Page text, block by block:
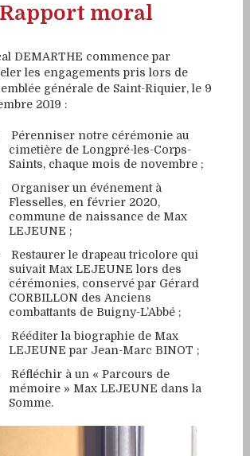
moral
DEMARTHE commence par
les engagements pris lors de
générale de Saint-Riquier, le 9
2019 :
Pérenniser notre cérémonie au
cimetière de Longpré-les-Corps-
Saints, chaque mois de novembre ;
Organiser un événement à
Flesselles, en février 2020,
commune de naissance de Max
LEJEUNE ;
Restaurer le drapeau tricolore qui
suivait Max LEJEUNE lors des
cérémonies, conservé par Gérard
CORBILLON des Anciens
combattants de Buigny-L’Abbé ;
Rééditer la biographie de Max
LEJEUNE par Jean-Marc BINOT ;
Réfléchir à un « Parcours de
mémoire » Max LEJEUNE dans la
Somme.